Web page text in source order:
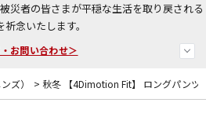
災者の皆さまが平穏な生活を取り戻される
祈念いたします。
お問い合わせ＞
ズ） > 秋冬 【4Dimotion Fit】 ロングパンツ